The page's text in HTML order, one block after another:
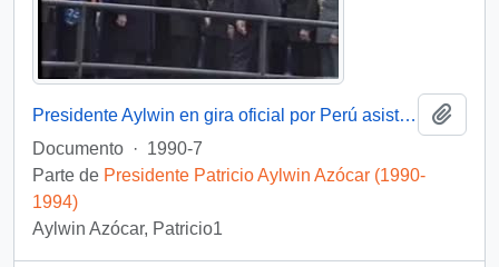
Presidente Aylwin en gira oficial por Perú asiste a ceremonia militar con motivo del cambio de mando presidencial: video
Documento · 1990-7
Parte de Presidente Patricio Aylwin Azócar (1990-
1994)
Aylwin Azócar, Patricio1